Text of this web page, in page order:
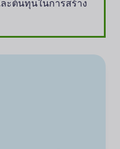
ะต้นทุนในการสร้าง